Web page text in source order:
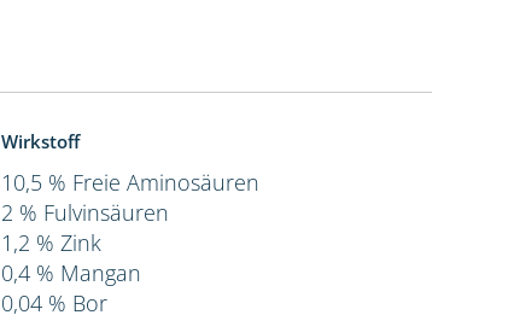
Wirkstoff
10,5 % Freie Aminosäuren
2 % Fulvinsäuren
1,2 % Zink
0,4 % Mangan
0,04 % Bor